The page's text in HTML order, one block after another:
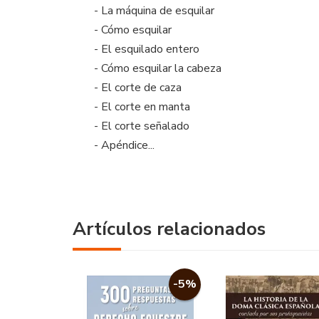
- La máquina de esquilar
- Cómo esquilar
- El esquilado entero
- Cómo esquilar la cabeza
- El corte de caza
- El corte en manta
- El corte señalado
- Apéndice...
Artículos relacionados
-5%